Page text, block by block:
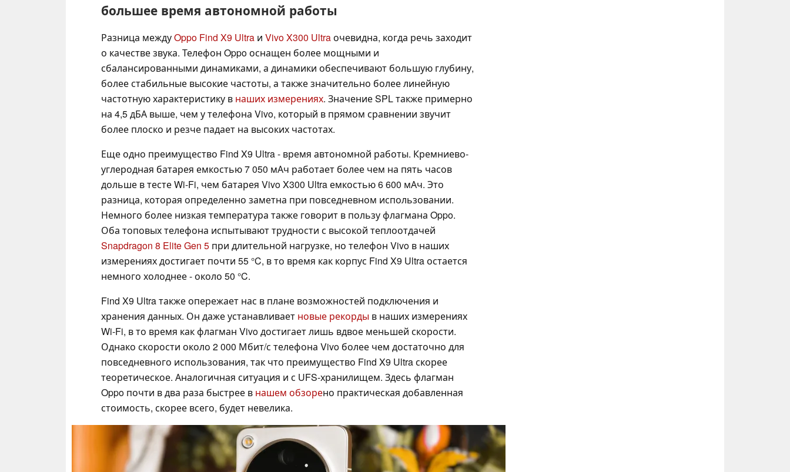
большее время автономной работы
Разница междуOppo Find X9 Ultra и Vivo X300 Ultraочевидна, когда речь заходит
о качестве звука. Телефон Oppo оснащен более мощными и
сбалансированными динамиками, а динамики обеспечивают большую глубину,
более стабильные высокие частоты, а также значительно более линейную
частотную характеристику в наших измерениях. Значение SPL также примерно
на 4,5 дБА выше, чем у телефона Vivo, который в прямом сравнении звучит
более плоско и резче падает на высоких частотах.
Еще одно преимущество Find X9 Ultra - время автономной работы. Кремниево-
углеродная батарея емкостью 7 050 мАч работает более чем на пять часов
дольше в тесте Wi-Fi, чем батарея Vivo X300 Ultra емкостью 6 600 мАч. Это
разница, которая определенно заметна при повседневном использовании.
Немного более низкая температура также говорит в пользу флагмана Oppo.
Оба топовых телефона испытывают трудности с высокой теплоотдачей
Snapdragon 8 Elite Gen 5 при длительной нагрузке, но телефон Vivo в наших
измерениях достигает почти 55 °C, в то время как корпус Find X9 Ultra остается
немного холоднее - около 50 °C.
Find X9 Ultra также опережает нас в плане возможностей подключения и
хранения данных. Он даже устанавливает новые рекорды в наших измерениях
Wi-Fi, в то время как флагман Vivo достигает лишь вдвое меньшей скорости.
Однако скорости около 2 000 Мбит/с телефона Vivo более чем достаточно для
повседневного использования, так что преимущество Find X9 Ultra скорее
теоретическое. Аналогичная ситуация и с UFS-хранилищем. Здесь флагман
Oppo почти в два раза быстрее в нашем обзорено практическая добавленная
стоимость, скорее всего, будет невелика.